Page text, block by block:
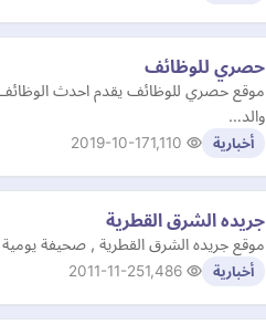
حصري للوظائف
موقع حصري للوظائف يقدم احدث الوظائف
والد…
أخبارية 2019-10-17
جريده الشرق القطرية
موقع جريده الشرق القطرية , صحيفة يومية
أخبارية 2011-11-25